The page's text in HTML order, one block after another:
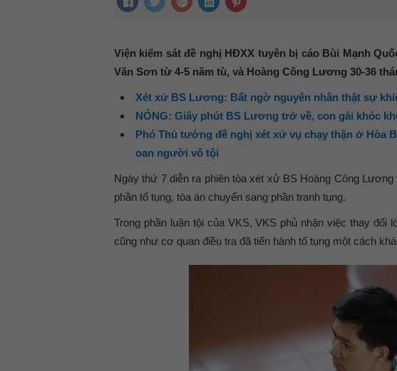
Viện kiểm sát đề nghị HĐXX tuyên bị cáo Bùi Mạnh
Văn Sơn từ 4-5 năm tù, và Hoàng Công Lương 30-36
Xét xử BS Lương: Bất ngờ nguyên nhân thật sự
NÓNG: Giây phút BS Lương trở về, con gái khóc
Phó Thủ tướng đề nghị xét xử vụ chạy thận ở Hòa
oan người vô tội
Ngày thứ 7 diễn ra phiên tòa xét xử BS Hoàng Công
phần tố tụng, tòa án chuyển sang phần tranh tụng.
Trong phần luận tội của VKS, VKS phủ nhận việc thay đổi
cũng như cơ quan điều tra đã tiến hành tố tụng một cách